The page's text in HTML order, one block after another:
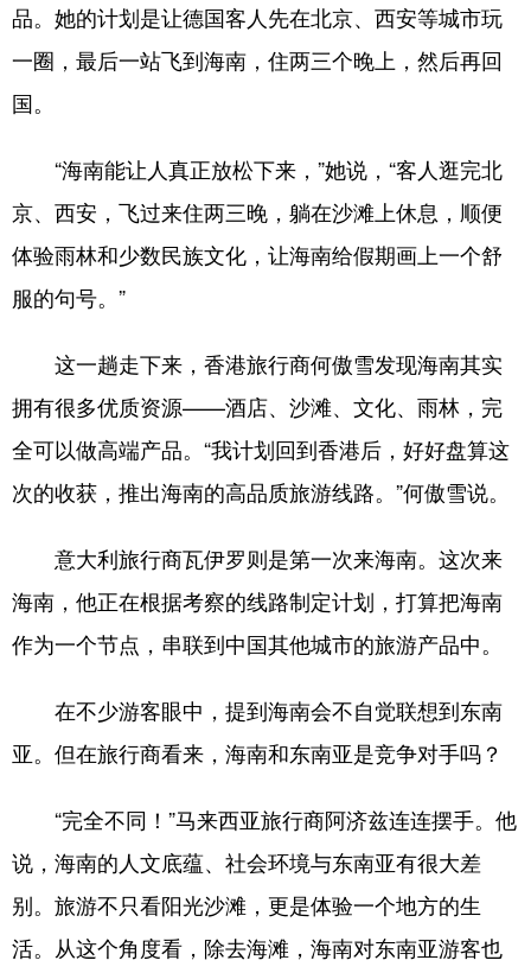
品。她的计划是让德国客人先在北京、西安等城市玩
一圈，最后一站飞到海南，住两三个晚上，然后再回
国。
“海南能让人真正放松下来，”她说，“客人逛完北
京、西安，飞过来住两三晚，躺在沙滩上休息，顺便
体验雨林和少数民族文化，让海南给假期画上一个舒
服的句号。”
这一趟走下来，香港旅行商何傲雪发现海南其实
拥有很多优质资源——酒店、沙滩、文化、雨林，完
全可以做高端产品。“我计划回到香港后，好好盘算这
次的收获，推出海南的高品质旅游线路。”何傲雪说。
意大利旅行商瓦伊罗则是第一次来海南。这次来
海南，他正在根据考察的线路制定计划，打算把海南
作为一个节点，串联到中国其他城市的旅游产品中。
在不少游客眼中，提到海南会不自觉联想到东南
亚。但在旅行商看来，海南和东南亚是竞争对手吗？
“完全不同！”马来西亚旅行商阿济兹连连摆手。他
说，海南的人文底蕴、社会环境与东南亚有很大差
别。旅游不只看阳光沙滩，更是体验一个地方的生
活。从这个角度看，除去海滩，海南对东南亚游客也